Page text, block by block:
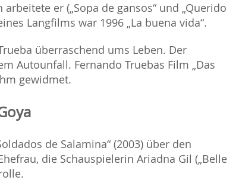
er („Sopa de gansos“ und „Querido
Langfilms war 1996 „La buena vida“.
überraschend ums Leben. Der
Autounfall. Fernando Truebas Film „Das
gewidmet.
de Salamina“ (2003) über den
die Schauspielerin Ariadna Gil („Belle